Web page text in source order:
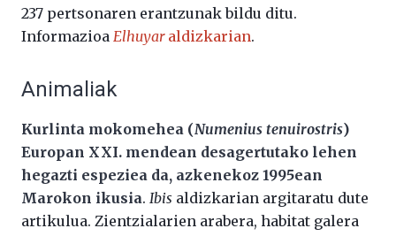
237 pertsonaren erantzunak bildu ditu.
Informazioa Elhuyaraldizkarian.
Animaliak
Kurlinta mokomehea (Numenius tenuirostris)
Europan XXI. mendean desagertutako lehen
hegazti espeziea da, azkenekoz 1995ean
Marokon ikusia. Ibis aldizkarian argitaratu dute
artikulua. Zientzialarien arabera, habitat galera